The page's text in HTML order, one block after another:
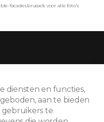
facades.brussels voor alle foto's
diensten en functies,
aan te bieden
gebruikers te